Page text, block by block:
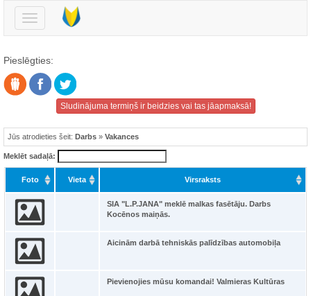
Pārslēgt
navigāciju
Pieslēgties:
Sludinājuma termiņš ir beidzies vai tas jāapmaksā!
Jūs atrodieties šeit: Darbs » Vakances
Meklēt sadaļā:
Foto Vieta Virsraksts
SIA "L.P.JANA" meklē malkas fasētāju. Darbs
Kocēnos maiņās.
Aicinām darbā tehniskās palīdzības automobiļa
Pievienojies mūsu komandai! Valmieras Kultūras